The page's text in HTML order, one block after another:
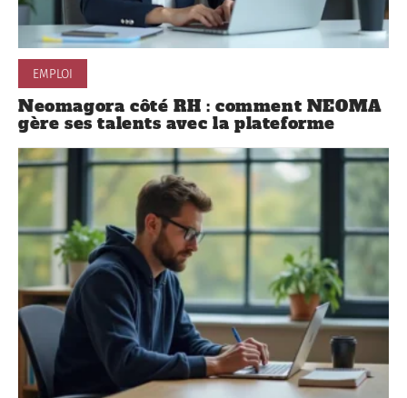
EMPLOI
Neomagora côté RH : comment NEOMA
gère ses talents avec la plateforme